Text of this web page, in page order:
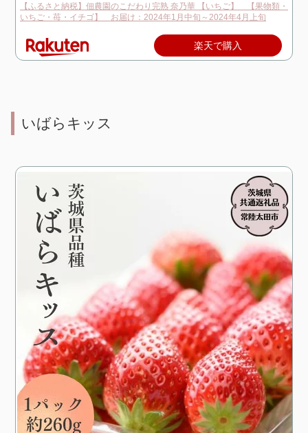
【ふるさと納税】佃農園のこだわり完熟 奈乃華 【いちご】 【果物類・
いちご・苺・イチゴ】 お届け：2024年1月中旬～2024年4月上旬
楽天で購入
いばらキッス